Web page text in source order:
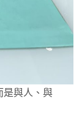
是與人、與